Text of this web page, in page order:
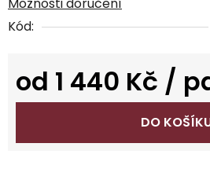
Možnosti doručení
Kód:
od 1 440 Kč /
Měrná cena:
DO